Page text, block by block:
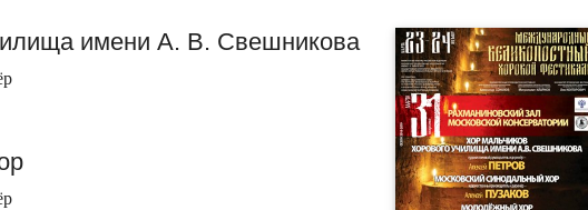
имени А. В. Свешникова